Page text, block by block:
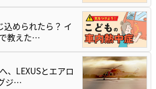
込められたら？ イ
教えた…
、LEXUSとエアロ
ジ…